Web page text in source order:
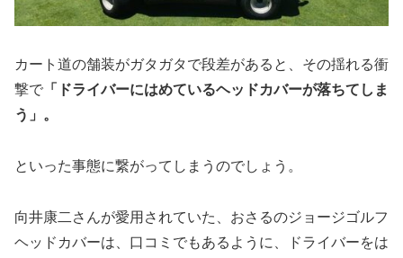
カート道の舗装がガタガタで段差があると、その揺れる衝
撃で 「ドライバーにはめているヘッドカバーが落ちてしま
う」。
といった事態に繋がってしまうのでしょう。
向井康二さんが愛用されていた、おさるのジョージゴルフ
ヘッドカバーは、口コミでもあるように、ドライバーをは